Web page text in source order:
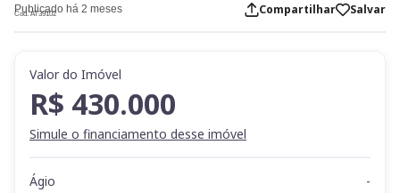
Publicado há 2 meses
Cod. AT39102 Compartilhar Salvar
Valor do Imóvel
R$ 430.000
Simule o financiamento desse imóvel
Ágio
-